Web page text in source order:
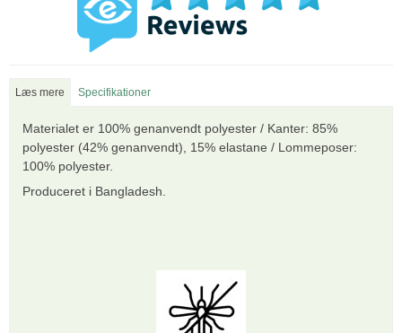
Læs mere Specifikationer
Materialet er 100% genanvendt polyester / Kanter: 85%
polyester (42% genanvendt), 15% elastane / Lommeposer:
100% polyester.
Produceret i Bangladesh.